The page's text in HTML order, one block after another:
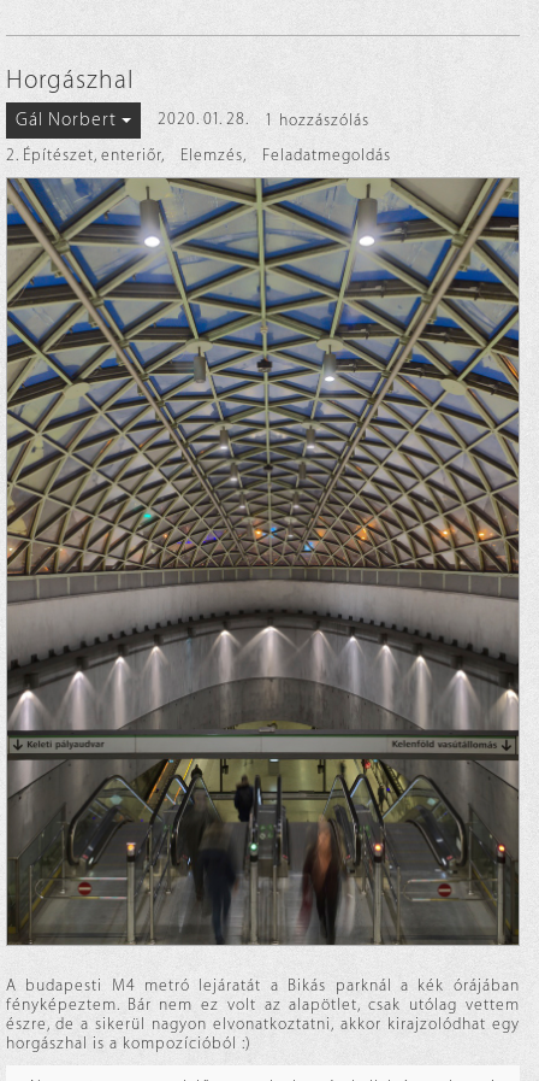
Horgászhal
Gál Norbert 2020. 01. 28.
1 hozzászólás
2. Építészet, enteriőr, Elemzés, Feladatmegoldás
A budapesti M4 metró lejáratát a Bikás parknál a kék órájában
fényképeztem. Bár nem ez volt az alapötlet, csak utólag vettem
észre, de a sikerül nagyon elvonatkoztatni, akkor kirajzolódhat egy
horgászhal is a kompozícióból :)